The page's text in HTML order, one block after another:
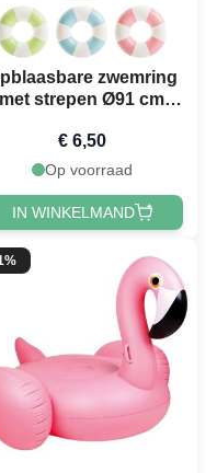
zwemring
met strepen Ø91 cm
€ 6,50
Op voorraad
IN WINKELMAND